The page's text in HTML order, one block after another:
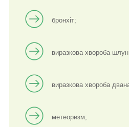
бронхіт;
виразкова хвороба
виразкова хвороба
метеоризм;